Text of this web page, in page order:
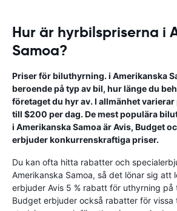
Hur är hyrbilspriserna i
Samoa?
Priser för biluthyrning. i Amerikanska
beroende på typ av bil, hur länge du
företaget du hyr av. I allmänhet
till $200 per dag. De mest populära
i Amerikanska Samoa är Avis, Budget
erbjuder konkurrenskraftiga priser.
Du kan ofta hitta rabatter och
Amerikanska Samoa, så det lönar sig att
erbjuder Avis 5 % rabatt för uthyrning på
Budget erbjuder också rabatter för vissa